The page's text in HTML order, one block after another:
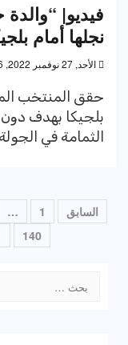
فيديو|
نجلها أمام
الأحد, 27 نوفمبر 2022, 5:36 م
حقق المنتخب
بلجيكا بهدف دون
الثمامة في
تعدد
صفحات
السابق 1
…
140
عن: